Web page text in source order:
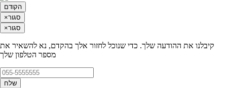
הקודם
×סגור
×סגור
קיבלנו את ההודעה שלך. כדי שנוכל לחזור אלך בהקדם, נא להשאיר את
מספר הטלפון שלך
שלח